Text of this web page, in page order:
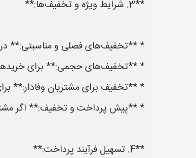
**3. شرایط ویژه و تخفیف‌ها:**
* **تخفیف‌های فصلی و مناسبتی:** در
* **تخفیف‌های حجمی:** برای خریدهای
* **تخفیف برای مشتریان وفادار:**
* **پیش پرداخت و تخفیف:** اگر
**4. تسهیل فرآیند پرداخت:**